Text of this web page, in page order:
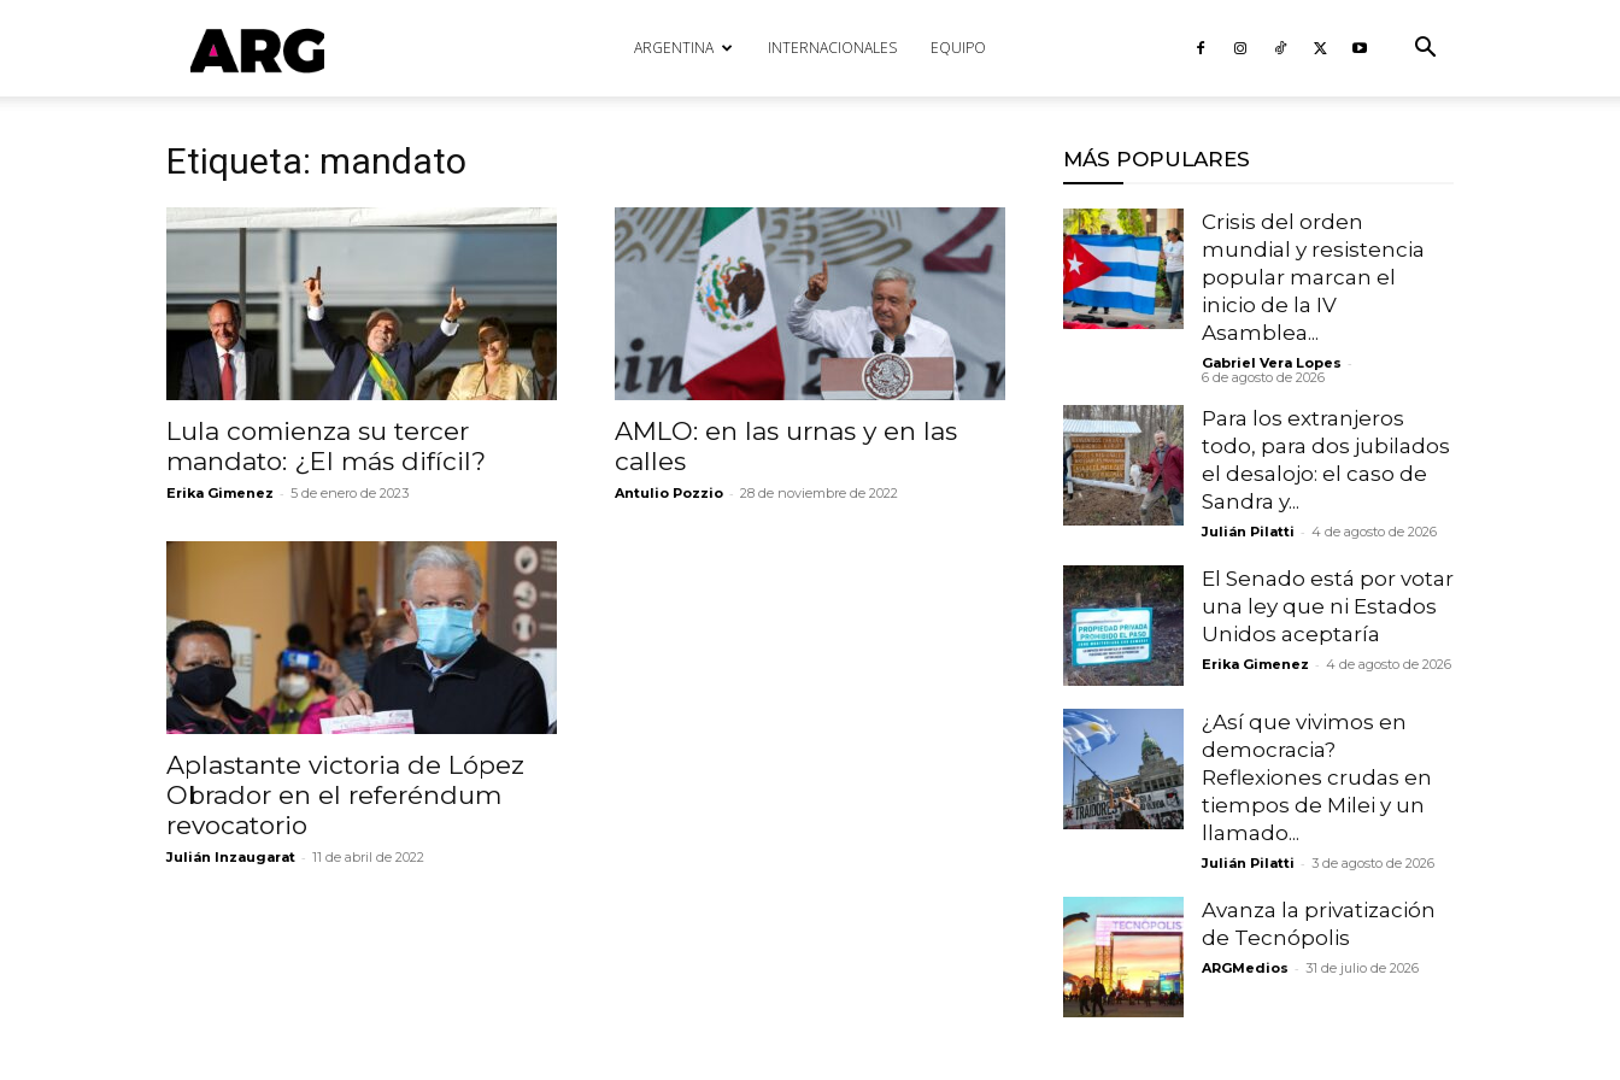
ARGmedios ARGENTINA INTERNACIONALES EQUIPO
Etiqueta: mandato
Lula comienza su tercer
mandato: ¿El más difícil?
Erika Gimenez - 5 de enero de 2023
AMLO: en las urnas y en las
calles
Antulio Pozzio - 28 de noviembre de 2022
Aplastante victoria de López
Obrador en el referéndum
revocatorio
Julián Inzaugarat - 11 de abril de 2022
MÁS POPULARES
Crisis del orden
mundial y resistencia
popular marcan el
inicio de la IV
Asamblea...
Gabriel Vera Lopes -
6 de agosto de 2026
Para los extranjeros
todo, para dos jubilados
el desalojo: el caso de
Sandra y...
Julián Pilatti - 4 de agosto de 2026
El Senado está por votar
una ley que ni Estados
Unidos aceptaría
Erika Gimenez - 4 de agosto de 2026
¿Así que vivimos en
democracia?
Reflexiones crudas en
tiempos de Milei y un
llamado...
Julián Pilatti - 3 de agosto de 2026
Avanza la privatización
de Tecnópolis
ARGMedios - 31 de julio de 2026